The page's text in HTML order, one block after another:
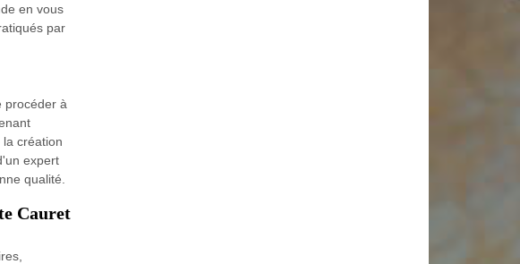
en vous
par
procéder à
création
expert
qualité.
Cauret